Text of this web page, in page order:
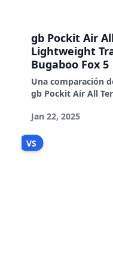
gb Pockit Air
Lightweight
Bugaboo Fox 5
Una comparación
gb Pockit Air All
Jan 22, 2025
VS